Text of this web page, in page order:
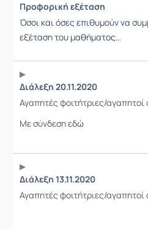
Προφορική εξέταση
Όσοι και όσες επιθυμούν να
εξέταση του μαθήματος…
Διάλεξη 20.11.2020
Αγαπητές φοιτήτριες/αγαπητοί
Με σύνδεση εδώ
Διάλεξη 13.11.2020
Αγαπητές φοιτήτριες/αγαπητοί